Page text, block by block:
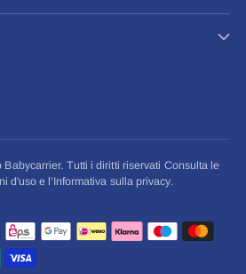
Babycarrier. Tutti i diritti riservati Consulta le
d'uso e l'Informativa sulla privacy.